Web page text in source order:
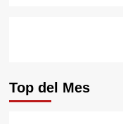
Top del Mes